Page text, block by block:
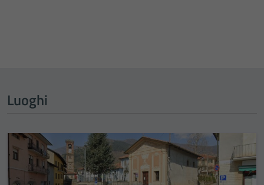
Luoghi